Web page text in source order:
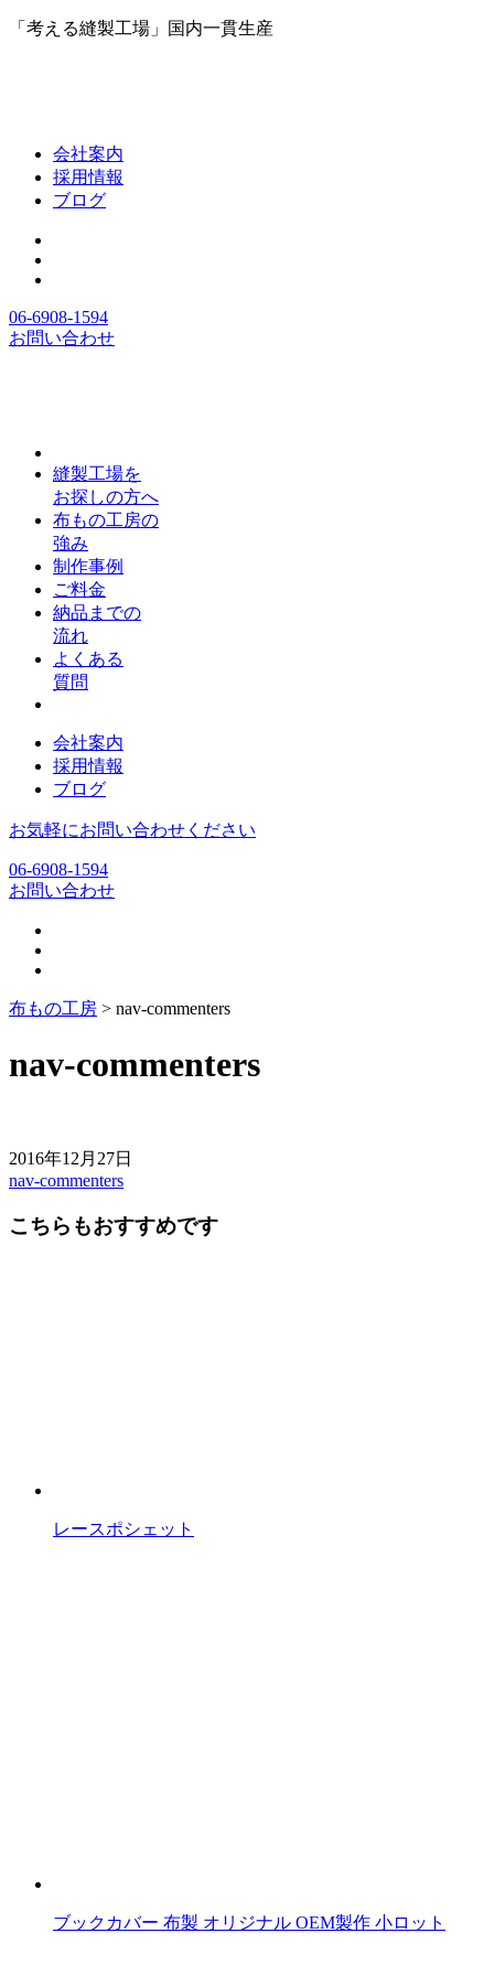
「考える縫製工場」国内一貫生産
会社案内
採用情報
ブログ
06-6908-1594
お問い合わせ
縫製工場を
お探しの方へ
布もの工房の
強み
制作事例
ご料金
納品までの
流れ
よくある
質問
会社案内
採用情報
ブログ
お気軽にお問い合わせください
06-6908-1594
お問い合わせ
布もの工房 > nav-commenters
nav-commenters
2016年12月27日
前
後
nav-commenters
こちらもおすすめです
レースポシェット
ブックカバー 布製 オリジナル OEM製作 小ロット